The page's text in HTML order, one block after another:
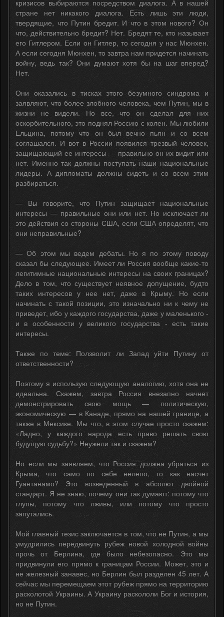
кризисов выбираются посредством диалога. А в нашей
стране нет никакого диалога. Есть лишь эти люди,
твердящие, что Путин бредит. И что в этом нового? Он
что, действительно бредит? Нет. Бредят те, кто называет
его Гитлером. Если он Гитлер, то сегодня у нас Мюнхен.
А если сегодня Мюнхен, то завтра нам придется начинать
войну, ведь так? Они думают хотя бы на шаг вперед?
Нет.
Они оказались в тисках этого безумного синдрома и
заявляют, что более злобного человека, чем Путин, мы в
жизни не видели. Но все, что он сделал для них
оскорбительного, это поднял Россию с колен. Мы любили
Ельцина, потому что он был вечно пьян и со всем
соглашался. И вот в России появился трезвый человек,
защищающий ее интересы — правильно он их видит или
нет. Именно так должны поступать наши национальные
лидеры. А дипломаты должны сидеть и со всем этим
разбираться.
— Вы говорите, что Путин защищает национальные
интересы — правильные они или нет. Но исключает ли
это действия со стороны США, если США определят, что
они неправильные?
— Об этом мы ведем дебаты. Но я по этому поводу
сказал бы следующее. Имеет ли Россия вообще какие-то
легитимные национальные интересы на своих границах?
Дело в том, что существует неявное допущение, будто
таких интересов у нее нет, даже в Крыму. Но если
начинать с такой позиции, это изначально ни к чему не
приведет, ибо у каждого государства, даже у маленького -
и в особенности у великого государства - есть такие
интересы.
Также по теме: Ползволит ли Запад уйти Путину от
ответственности?
Поэтому я использую следующую аналогию, хотя она не
идеальна. Скажем, завтра Россия внезапно начнет
демонстрировать свою мощь — политическую,
экономическую — в Канаде, прямо на нашей границе, а
также в Мексике. Мы что, в этом случае просто скажем:
«Ладно, у каждого народа есть право решать свою
будущую судьбу?» Неужели так и скажем?
Но если мы заявляем, что Россия должна убраться из
Крыма, что само по себе нелепо, то как насчет
Гуантанамо? Это возведенный в абсолют двойной
стандарт. Я не знаю, почему они так думают: потому что
глупы, потому что лживы, или потому что просто
запутались.
Мой главный тезис заключается в том, что не Путин, а мы
умудрились передвинуть рубеж новой холодной войны
прочь от Берлина, где было небезопасно. Это мы
придвинули его прямо к границам России. Может, это и
не железный занавес, но Берлин был разделен 45 лет. А
сейчас мы перемещаем этот рубеж прямо на территорию
расколотой Украины. А Украину раскололи Бог и история,
но не Путин.